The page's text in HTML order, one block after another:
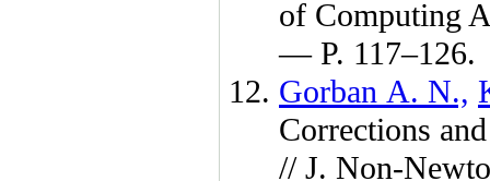
of Computing
— P. 117–126.
Gorban A. N.,
Corrections
// J. Non-